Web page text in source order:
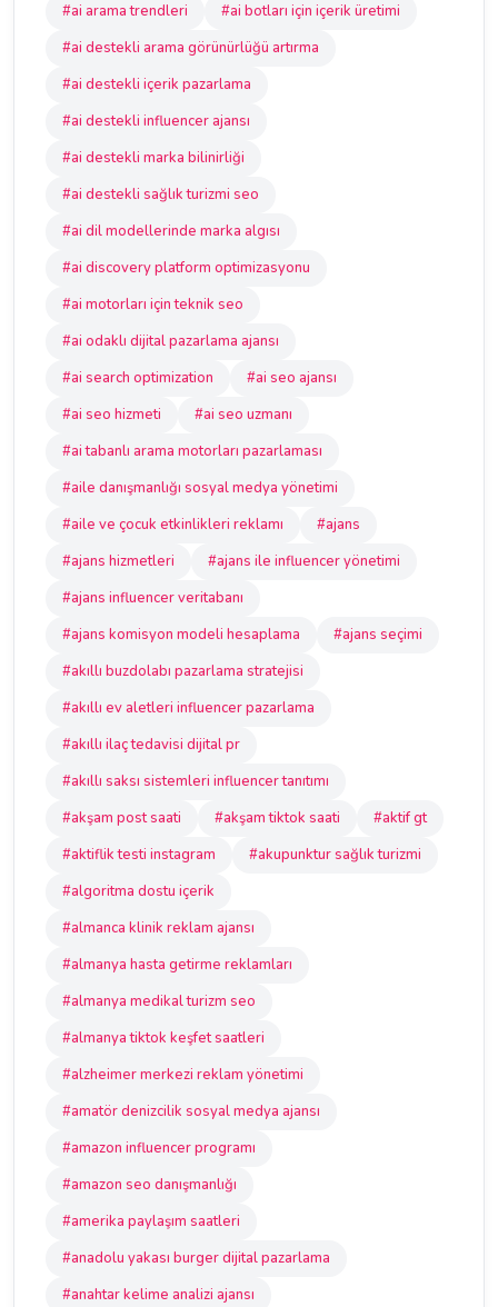
#ai arama trendleri
#ai botları için içerik üretimi
#ai destekli arama görünürlüğü artırma
#ai destekli içerik pazarlama
#ai destekli influencer ajansı
#ai destekli marka bilinirliği
#ai destekli sağlık turizmi seo
#ai dil modellerinde marka algısı
#ai discovery platform optimizasyonu
#ai motorları için teknik seo
#ai odaklı dijital pazarlama ajansı
#ai search optimization
#ai seo ajansı
#ai seo hizmeti
#ai seo uzmanı
#ai tabanlı arama motorları pazarlaması
#aile danışmanlığı sosyal medya yönetimi
#aile ve çocuk etkinlikleri reklamı
#ajans
#ajans hizmetleri
#ajans ile influencer yönetimi
#ajans influencer veritabanı
#ajans komisyon modeli hesaplama
#ajans seçimi
#akıllı buzdolabı pazarlama stratejisi
#akıllı ev aletleri influencer pazarlama
#akıllı ilaç tedavisi dijital pr
#akıllı saksı sistemleri influencer tanıtımı
#akşam post saati
#akşam tiktok saati
#aktif gt
#aktiflik testi instagram
#akupunktur sağlık turizmi
#algoritma dostu içerik
#almanca klinik reklam ajansı
#almanya hasta getirme reklamları
#almanya medikal turizm seo
#almanya tiktok keşfet saatleri
#alzheimer merkezi reklam yönetimi
#amatör denizcilik sosyal medya ajansı
#amazon influencer programı
#amazon seo danışmanlığı
#amerika paylaşım saatleri
#anadolu yakası burger dijital pazarlama
#anahtar kelime analizi ajansı